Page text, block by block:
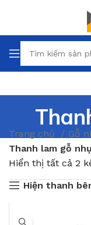
Trang chủ Gỗ
Thanh lam gỗ
Hiển thị tất cả 2
Hiện thanh